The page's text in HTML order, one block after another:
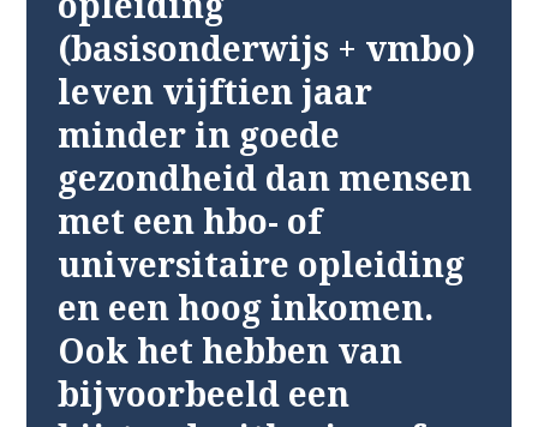
(basisonderwijs + vmbo)
leven vijftien jaar
minder in goede
gezondheid dan mensen
met een hbo- of
universitaire opleiding
en een hoog inkomen.
Ook het hebben van
bijvoorbeeld een